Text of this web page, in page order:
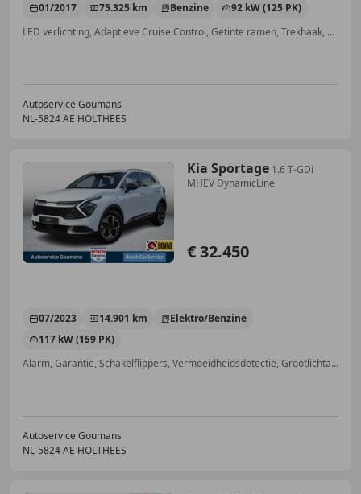
01/2017 75.325 km Benzine
92 kW (125 PK)
LED verlichting, Adaptieve Cruise Control, Getinte ramen, Trekhaak, Parkeerhulp voor, Alarm, Lendensteun, Parkeerhulp achter
Autoservice Goumans
NL-5824 AE HOLTHEES
Kia Sportage 1.6 T-GDi
MHEV DynamicLine
€ 32.450
07/2023 14.901 km
Elektro/Benzine
117 kW (159 PK)
Alarm, Garantie, Schakelflippers, Vermoeidheidsdetectie, Grootlichtassistent, ABS, Android Auto, Lichtmetalen velgen
Autoservice Goumans
NL-5824 AE HOLTHEES